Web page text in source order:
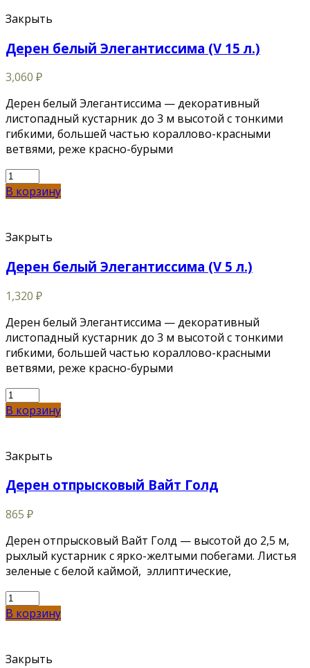
Закрыть
Дерен белый Элегантиссима (V 15 л.)
3,060 ₽
Дерен белый Элегантиссима — декоративный
листопадный кустарник до 3 м высотой с тонкими
гибкими, большей частью кораллово-красными
ветвями, реже красно-бурыми
В корзину
Закрыть
Дерен белый Элегантиссима (V 5 л.)
1,320 ₽
Дерен белый Элегантиссима — декоративный
листопадный кустарник до 3 м высотой с тонкими
гибкими, большей частью кораллово-красными
ветвями, реже красно-бурыми
В корзину
Закрыть
Дерен отпрысковый Вайт Голд
865 ₽
Дерен отпрысковый Вайт Голд — высотой до 2,5 м,
рыхлый кустарник с ярко-желтыми побегами. Листья
зеленые с белой каймой, эллиптические,
В корзину
Закрыть